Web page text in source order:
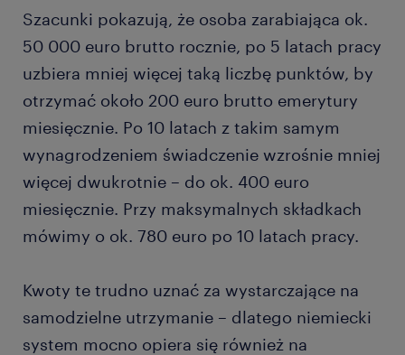
Szacunki pokazują, że osoba zarabiająca ok.
50 000 euro brutto rocznie, po 5 latach pracy
uzbiera mniej więcej taką liczbę punktów, by
otrzymać około 200 euro brutto emerytury
miesięcznie. Po 10 latach z takim samym
wynagrodzeniem świadczenie wzrośnie mniej
więcej dwukrotnie – do ok. 400 euro
miesięcznie. Przy maksymalnych składkach
mówimy o ok. 780 euro po 10 latach pracy.
Kwoty te trudno uznać za wystarczające na
samodzielne utrzymanie – dlatego niemiecki
system mocno opiera się również na